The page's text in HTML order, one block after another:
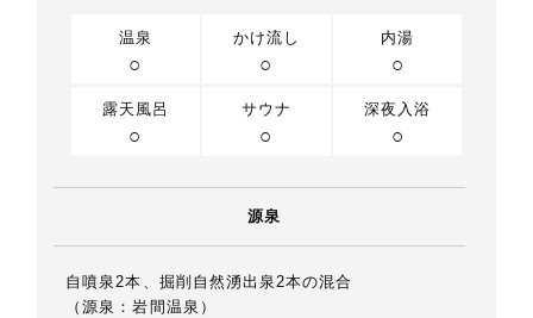
温泉
○
かけ流し
○
内湯
○
露天風呂
○
サウナ
○
深夜入浴
○
源泉
自噴泉2本、掘削自然湧出泉2本の混合
（源泉：岩間温泉）